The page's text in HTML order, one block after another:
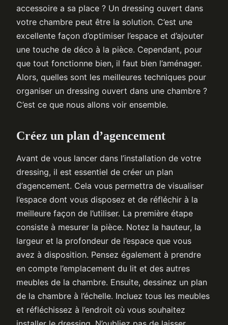
accessoire a sa place ? Un dressing ouvert dans
votre chambre peut être la solution. C’est une
excellente façon d’optimiser l’espace et d’ajouter
une touche de déco à la pièce. Cependant, pour
que tout fonctionne bien, il faut bien l’aménager.
Alors, quelles sont les meilleures techniques pour
organiser un dressing ouvert dans une chambre ?
C’est ce que nous allons voir ensemble.
Créez un plan d’agencement
Avant de vous lancer dans l’installation de votre
dressing, il est essentiel de créer un plan
d’agencement. Cela vous permettra de visualiser
l’espace dont vous disposez et de réfléchir à la
meilleure façon de l’utiliser. La première étape
consiste à mesurer la pièce. Notez la hauteur, la
largeur et la profondeur de l’espace que vous
avez à disposition. Pensez également à prendre
en compte l’emplacement du lit et des autres
meubles de la chambre. Ensuite, dessinez un plan
de la chambre à l’échelle. Incluez tous les meubles
et réfléchissez à l’endroit où vous souhaitez